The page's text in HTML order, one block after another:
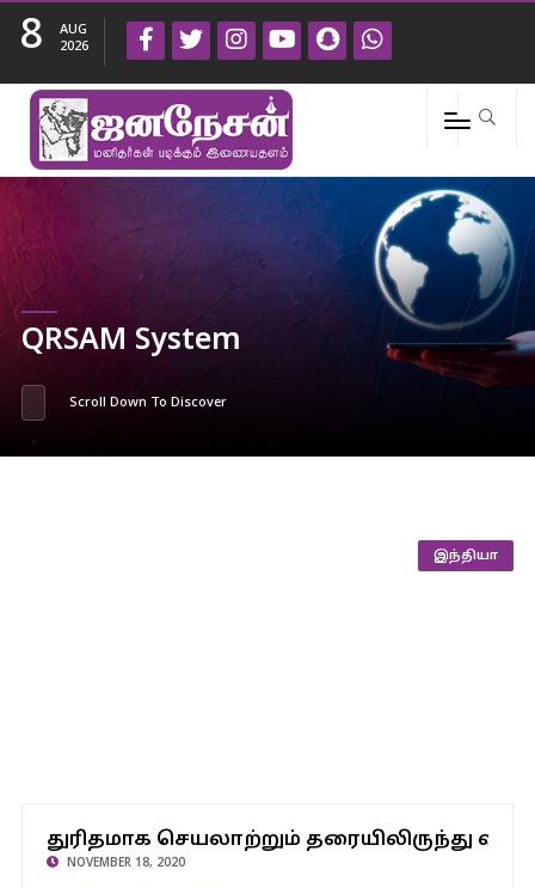
8
AUG
2026
QRSAM System
Scroll Down To Discover
துரிதமாக செயலாற்றும் தரையிலிருந்து வானுக்கு ஏவப்படும்
ஏவுகணையின் 2வது சோதனை வெற்றி
இந்தியா
துரிதமாக செயலாற்றும் தரையிலிருந்து
NOVEMBER 18, 2020